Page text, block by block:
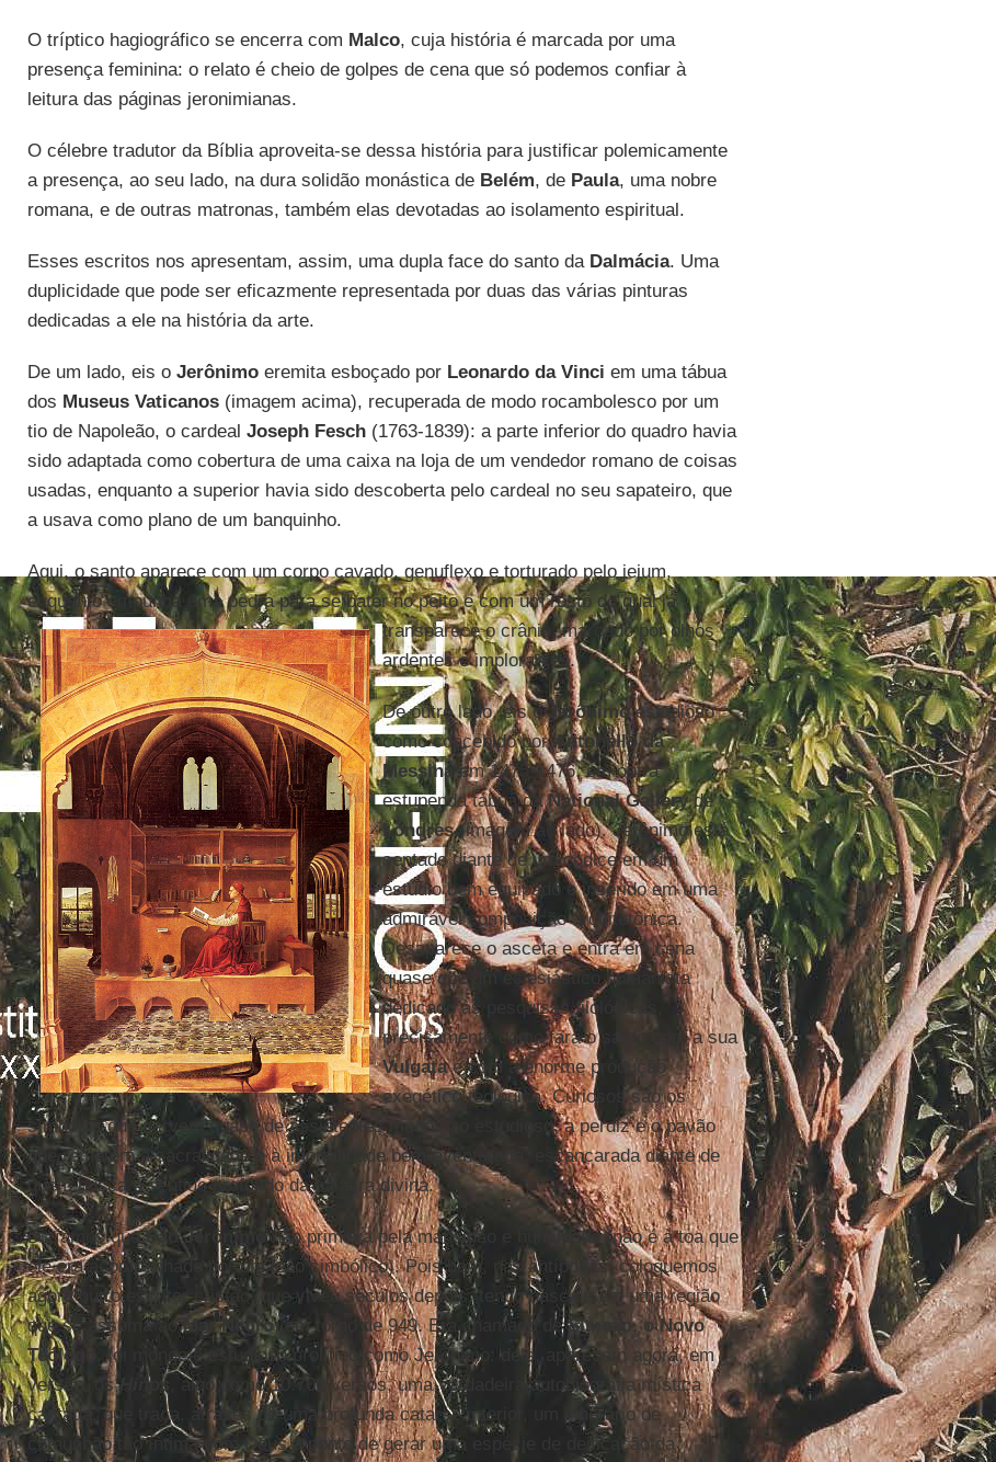
O tríptico hagiográfico se encerra com Malco, cuja história é marcada por uma
presença feminina: o relato é cheio de golpes de cena que só podemos confiar à
leitura das páginas jeronimianas.
O célebre tradutor da Bíblia aproveita-se dessa história para justificar polemicamente
a presença, ao seu lado, na dura solidão monástica de Belém, de Paula, uma nobre
romana, e de outras matronas, também elas devotadas ao isolamento espiritual.
Esses escritos nos apresentam, assim, uma dupla face do santo da Dalmácia. Uma
duplicidade que pode ser eficazmente representada por duas das várias pinturas
dedicadas a ele na história da arte.
De um lado, eis o Jerônimoeremita esboçado por Leonardo da Vinci em uma tábua
dos Museus Vaticanos(imagem acima), recuperada de modo rocambolesco por um
tio de Napoleão, o cardeal Joseph Fesch(1763-1839): a parte inferior do quadro havia
sido adaptada como cobertura de uma caixa na loja de um vendedor romano de coisas
usadas, enquanto a superior havia sido descoberta pelo cardeal no seu sapateiro, que
a usava como plano de um banquinho.
Aqui, o santo aparece com um corpo cavado, genuflexo e torturado pelo jejum,
enquanto empunha uma pedra para se bater no peito ecom um rosto do qual já
transparece o crânio, marcado por olhos
ardentes e implorantes.
De outro lado, eis oJerônimoestudioso
como concebido porAntonello da
Messina em 1475-1476, em outra
estupenda tábua daNational Galleryde
Londres(imagem ao lado). Jerônimo está
sentado diante de um códice em um
estúdio bem equipado e inserido em uma
admirável composição arquitetônica.
Desaparece o asceta e entra em cena
quase que um eclesiástico humanista
dedicado às pesquisas filológicas,
precisamente como fará o santo com a sua
Vulgatae com a enorme produção
exegético-teológica. Curiosos são os
símbolos que servem quase de assistentes mudos ao estudioso, a perdiz e o pavão
que remetem à sacralidade e à imortalidade bem-aventurada, escancarada diante de
quem busca o sentido profundo da palavra divina.
Dizíamos queSão Jerônimo não primava pela mansidão e humildade (não é à toa que
ele era acompanhado por um leão simbólico). Pois bem, nas antípodas, coloquemos
agora outro escritor cristão, que viveu séculos depois, tendo nascido em uma região
que se assoma aoMar Negro, em torno de 949. Era chamado deSimeão, o Novo
Teólogo
, foi monge e estudioso prolífico como Jerônimo: dele, aparecem agora, em
versão, osHinos , algo como 10.700 versos, uma verdadeira autobiografia mística
cantada, que traça, através de uma profunda catarse interior, um itinerário de
comunhão tão íntima com Deus a ponto de gerar uma espécie de deificação da